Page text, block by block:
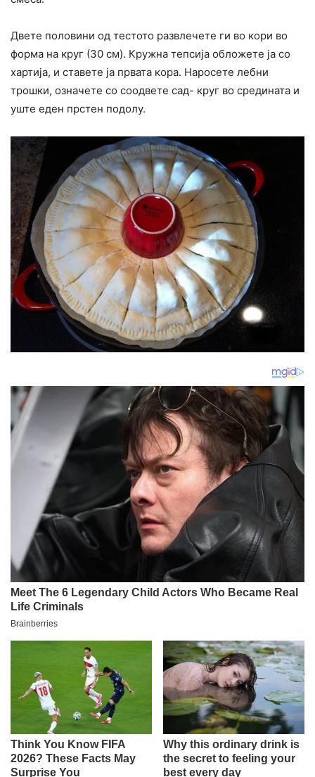
Двете половини од тестото развлечете ги во кори во
форма на круг (30 см). Кружна тепсија обложете ја со
хартија, и ставете ја првата кора. Наросете лебни
трошки, означете со соодвете сад- круг во средината и
уште еден прстен подолу.